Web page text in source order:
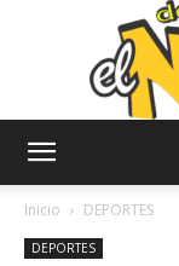
Inicio DEPORTES
DEPORTES